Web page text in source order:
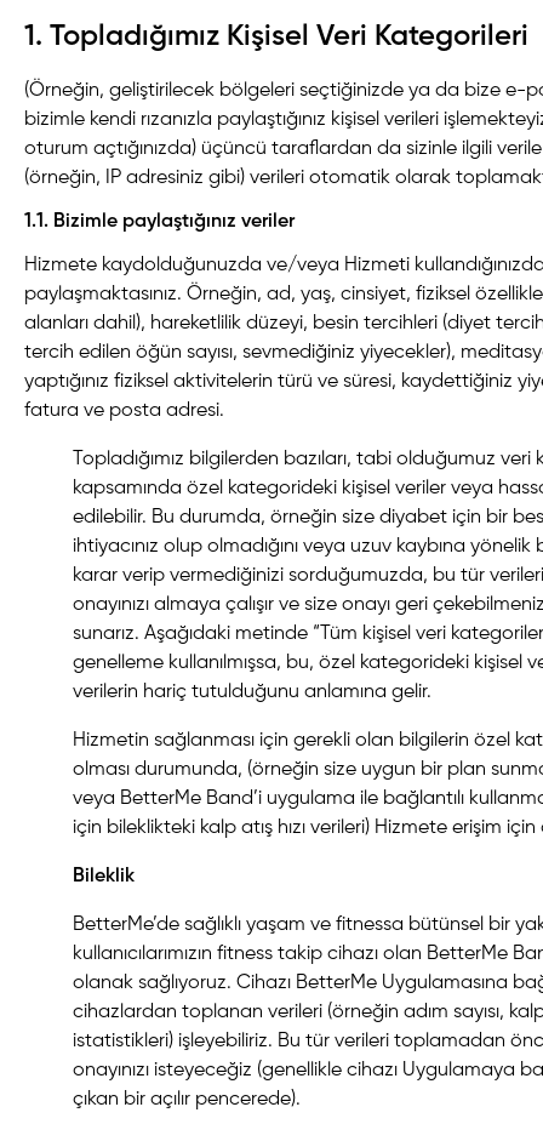
1. Topladığımız Kişisel Veri Kategorileri
(Örneğin, geliştirilecek bölgeleri seçtiğinizde ya da bize e-
bizimle kendi rızanızla paylaştığınız kişisel verileri
oturum açtığınızda) üçüncü taraflardan da sizinle ilgili
(örneğin, IP adresiniz gibi) verileri otomatik olarak
1.1. Bizimle paylaştığınız veriler
Hizmete kaydolduğunuzda ve/veya Hizmeti
paylaşmaktasınız. Örneğin, ad, yaş, cinsiyet, fiziksel
alanları dahil), hareketlilik düzeyi, besin tercihleri (diyet
tercih edilen öğün sayısı, sevmediğiniz yiyecekler),
yaptığınız fiziksel aktivitelerin türü ve süresi, kaydettiğiniz
fatura ve posta adresi.
Topladığımız bilgilerden bazıları, tabi olduğumuz
kapsamında özel kategorideki kişisel veriler veya
edilebilir. Bu durumda, örneğin size diyabet için bir
ihtiyacınız olup olmadığını veya uzuv kaybına
karar verip vermediğinizi sorduğumuzda, bu tür
onayınızı almaya çalışır ve size onayı geri
sunarız. Aşağıdaki metinde “Tüm kişisel veri
genelleme kullanılmışsa, bu, özel kategorideki kişisel
verilerin hariç tutulduğunu anlamına gelir.
Hizmetin sağlanması için gerekli olan bilgilerin özel
olması durumunda, (örneğin size uygun bir plan
veya BetterMe Band’i uygulama ile bağlantılı
için bileklikteki kalp atış hızı verileri) Hizmete erişim
Bileklik
BetterMe’de sağlıklı yaşam ve fitnessa bütünsel bir
kullanıcılarımızın fitness takip cihazı olan BetterMe
olanak sağlıyoruz. Cihazı BetterMe Uygulamasına
cihazlardan toplanan verileri (örneğin adım sayısı,
istatistikleri) işleyebiliriz. Bu tür verileri toplamadan
onayınızı isteyeceğiz (genellikle cihazı Uygulamaya
çıkan bir açılır pencerede).